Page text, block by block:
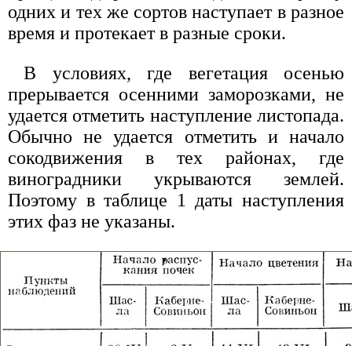
одних и тех же сортов наступает в разное
время и протекает в разные сроки.
В условиях, где вегетация осенью
прерывается осенними заморозками, не
удается отметить наступление листопада.
Обычно не удается отметить и начало
сокодвижения в тех районах, где
виноградники укрываются землей.
Поэтому в таблице 1 даты наступления
этих фаз не указаны.